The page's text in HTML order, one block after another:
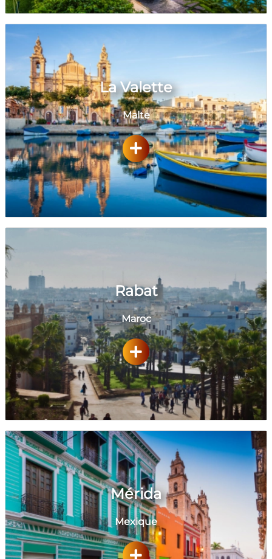
La Valette
Malte
Rabat
Maroc
Mérida
Mexique